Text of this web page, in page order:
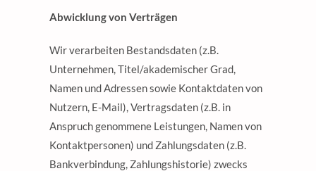
Abwicklung von Verträgen
Wir verarbeiten Bestandsdaten (z.B.
Unternehmen, Titel/akademischer Grad,
Namen und Adressen sowie Kontaktdaten von
Nutzern, E-Mail), Vertragsdaten (z.B. in
Anspruch genommene Leistungen, Namen von
Kontaktpersonen) und Zahlungsdaten (z.B.
Bankverbindung, Zahlungshistorie) zwecks